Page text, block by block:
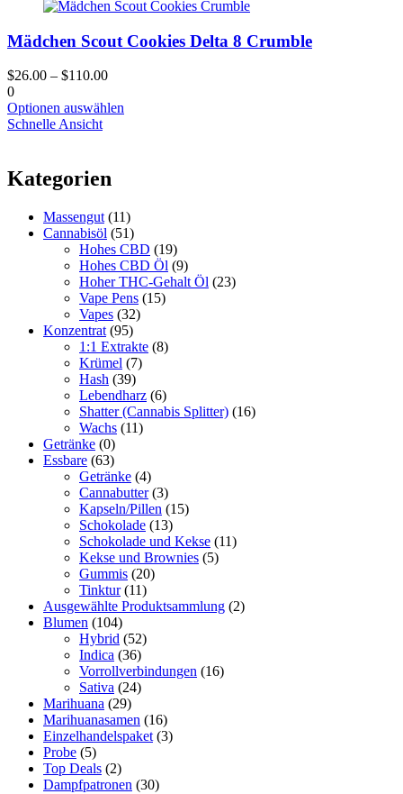
Mädchen Scout Cookies Delta 8 Crumble
$26.00 – $110.00
0
Optionen auswählen
können
auf
der
Produktseite
gewählt
werden
Schnelle Ansicht
Kategorien
Massengut (11)
Cannabisöl (51)
Hohes CBD (19)
Hohes CBD Öl (9)
Hoher THC-Gehalt Öl (23)
Vape Pens (15)
Vapes (32)
Konzentrat (95)
1:1 Extrakte (8)
Krümel (7)
Hash (39)
Lebendharz (6)
Shatter (Cannabis Splitter) (16)
Wachs (11)
Getränke (0)
Essbare (63)
Getränke (4)
Cannabutter (3)
Kapseln/Pillen (15)
Schokolade (13)
Schokolade und Kekse (11)
Kekse und Brownies (5)
Gummis (20)
Tinktur (11)
Ausgewählte Produktsammlung (2)
Blumen (104)
Hybrid (52)
Indica (36)
Vorrollverbindungen (16)
Sativa (24)
Marihuana (29)
Marihuanasamen (16)
Einzelhandelspaket (3)
Probe (5)
Top Deals (2)
Dampfpatronen (30)